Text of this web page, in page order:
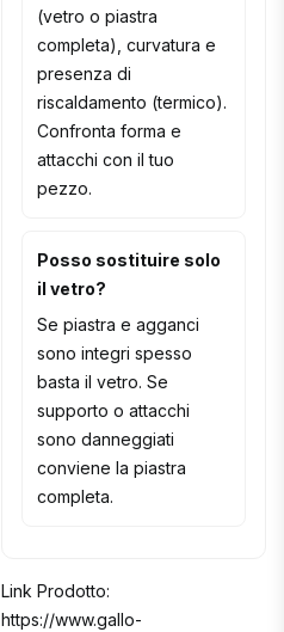
(vetro o piastra
completa), curvatura e
presenza di
riscaldamento (termico).
Confronta forma e
attacchi con il tuo
pezzo.
Posso sostituire solo
il vetro?
Se piastra e agganci
sono integri spesso
basta il vetro. Se
supporto o attacchi
sono danneggiati
conviene la piastra
completa.
Link Prodotto:
https://www.gallo-